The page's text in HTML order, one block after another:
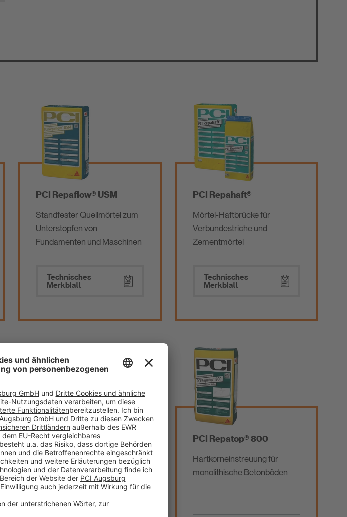
PCI Repaflow® USM
Standfester Quellmörtel zum
Unterstopfen von
Fundamenten und Maschinen
Technisches
Merkblatt
PCI Repahaft®
Mörtel-Haftbrücke für
Verbundestriche und
Zementmörtel
Technisches
Merkblatt
PCI Repament® Multi
Variabler Schnellmörtel für
Sanierungen im Gewerbe-
und Wohnbau
PCI Repatop® 800
Hartkorneinstreuung für
monolithische Betonböden